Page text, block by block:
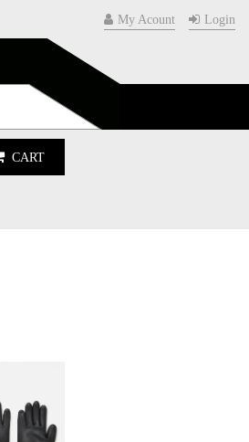
My Acount Login
CART